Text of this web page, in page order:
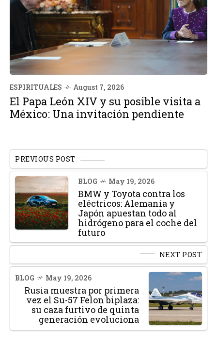
ESPIRITUALES August 7, 2026
El Papa León XIV y su posible visita a
México: Una invitación pendiente
PREVIOUS POST
BLOG May 19, 2026
BMW y Toyota contra los
eléctricos: Alemania y
Japón apuestan todo al
hidrógeno para el coche del
futuro
NEXT POST
BLOG May 19, 2026
Rusia muestra por primera
vez el Su-57 Felon biplaza:
su caza furtivo de quinta
generación evoluciona